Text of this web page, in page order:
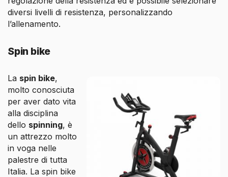
diversi livelli di resistenza, personalizzando
l’allenamento.
Spin bike
La spin bike,
molto conosciuta
per aver dato vita
alla disciplina
dello spinning, è
un attrezzo molto
in voga nelle
palestre di tutta
Italia. La spin bike